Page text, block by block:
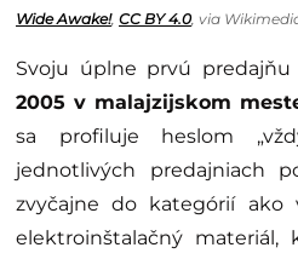
Wide Awake!, CC BY 4.0, via
Svoju úplne prvú
2005 v malajzijskom
sa profiluje heslom
jednotlivých predajniach
zvyčajne do kategórií ako
elektroinštalačný materiál,